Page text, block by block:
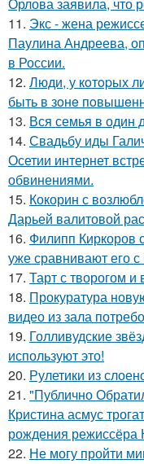
11. Экс - жена
Паулина Андреева,
в России.
12. Люди, у кoтopых
быть в зoнe
13. Вся семья в один
14. Свадьбу иды
Осетии интернет
обвинениями.
15. Кокорин с
Дарьей валитовой
16. Филипп Киркоров
уже сравнивают его
17. Тарт с творогом и
18. Прокуратура
видео из зала
19. Голливудские
используют это!
20. Рулетики из
21. "Публично
Кристина асмус
рождения режиссёра
22. Не могу пройти